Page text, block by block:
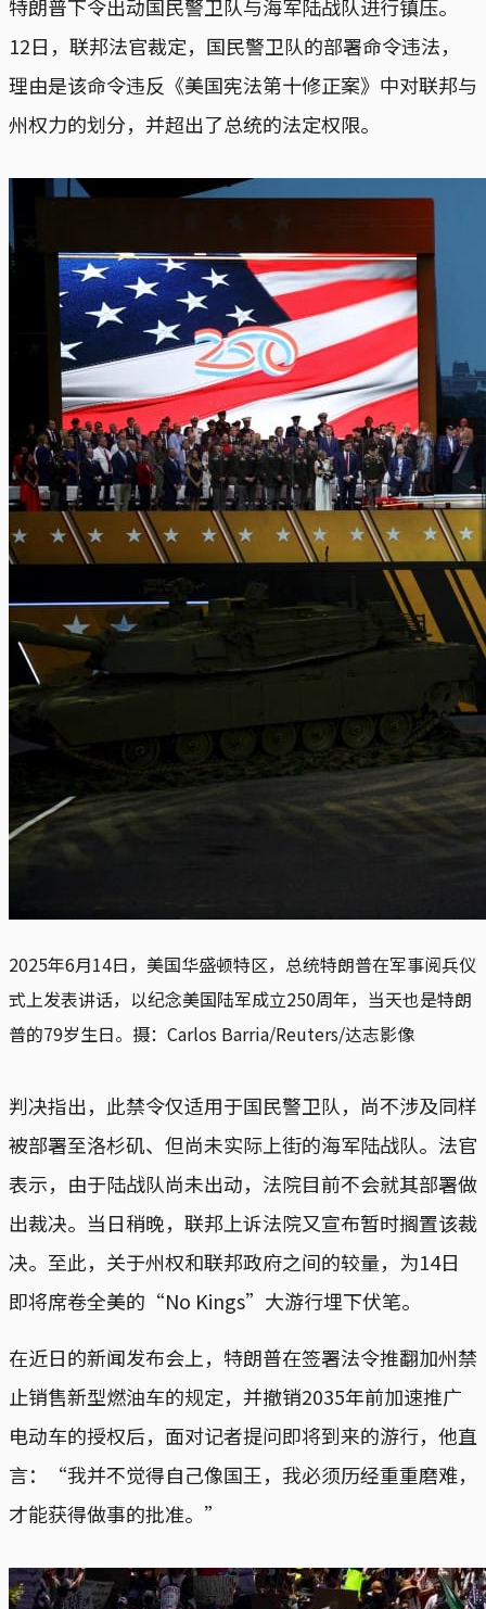
特朗普下令出动国民警卫队与海军陆战队进行镇压。
12日，联邦法官裁定，国民警卫队的部署命令违法，
理由是该命令违反《美国宪法第十修正案》中对联邦与
州权力的划分，并超出了总统的法定权限。
2025年6月14日，美国华盛顿特区，总统特朗普在军事阅兵仪
式上发表讲话，以纪念美国陆军成立250周年，当天也是特朗
普的79岁生日。摄：Carlos Barria/Reuters/达志影像
判决指出，此禁令仅适用于国民警卫队，尚不涉及同样
被部署至洛杉矶、但尚未实际上街的海军陆战队。法官
表示，由于陆战队尚未出动，法院目前不会就其部署做
出裁决。当日稍晚，联邦上诉法院又宣布暂时搁置该裁
决。至此，关于州权和联邦政府之间的较量，为14日
即将席卷全美的“No Kings”大游行埋下伏笔。
在近日的新闻发布会上，特朗普在签署法令推翻加州禁
止销售新型燃油车的规定，并撤销2035年前加速推广
电动车的授权后，面对记者提问即将到来的游行，他直
言：“我并不觉得自己像国王，我必须历经重重磨难，
才能获得做事的批准。”